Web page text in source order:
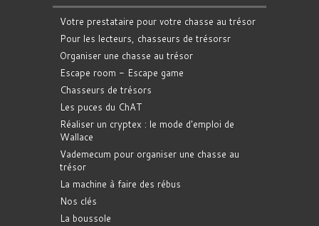
Votre prestataire pour votre chasse au trésor
Pour les lecteurs, chasseurs de trésorsr
Organiser une chasse au trésor
Escape room - Escape game
Chasseurs de trésors
Les puces du ChAT
Réaliser un cryptex : le mode d'emploi de
Wallace
Vademecum pour organiser une chasse au
trésor
La machine à faire des rébus
Nos clés
La boussole